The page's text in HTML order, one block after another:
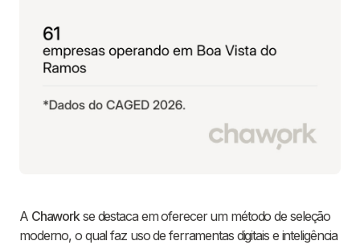
A Chaworkse destaca em oferecer um método de seleção
moderno, o qual faz uso de ferramentas digitais e inteligência